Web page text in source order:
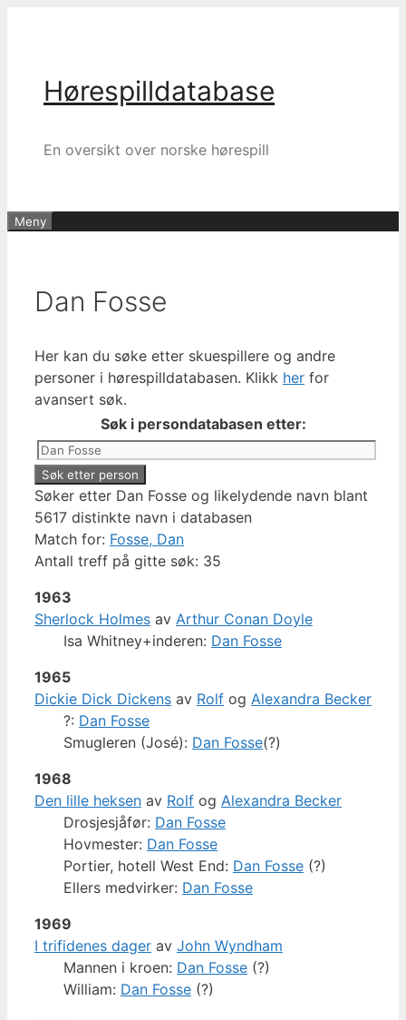
Hørespilldatabase
En oversikt over norske hørespill
Meny
Dan Fosse
Her kan du søke etter skuespillere og andre
personer i hørespilldatabasen. Klikk her for
avansert søk.
Søk i persondatabasen etter:
Søker etter Dan Fosse og likelydende navn blant
5617 distinkte navn i databasen
Match for: Fosse, Dan
Antall treff på gitte søk: 35
1963
Sherlock Holmes av Arthur Conan Doyle
Isa Whitney+inderen: Dan Fosse
1965
Dickie Dick Dickens av Rolf og Alexandra Becker
?: Dan Fosse
Smugleren (José): Dan Fosse(?)
1968
Den lille heksen av Rolf og Alexandra Becker
Drosjesjåfør: Dan Fosse
Hovmester: Dan Fosse
Portier, hotell West End: Dan Fosse (?)
Ellers medvirker: Dan Fosse
1969
I trifidenes dager av John Wyndham
Mannen i kroen: Dan Fosse (?)
William: Dan Fosse (?)